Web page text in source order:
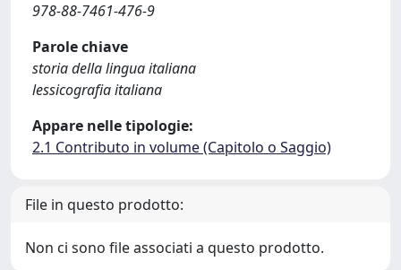
978-88-7461-476-9
Parole chiave
storia della lingua italiana
lessicografia italiana
Appare nelle tipologie:
2.1 Contributo in volume (Capitolo o Saggio)
File in questo prodotto:
Non ci sono file associati a questo prodotto.